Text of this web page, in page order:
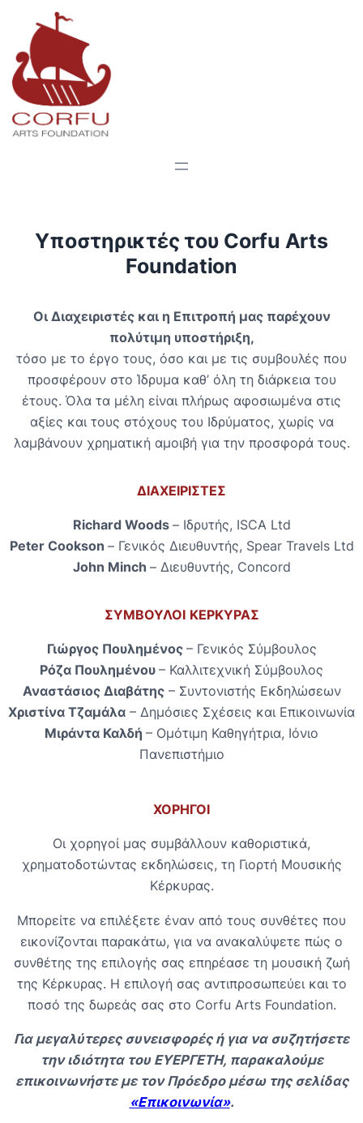
Υποστηρικτές του Corfu Arts
Foundation
Οι Διαχειριστές και η Επιτροπή μας παρέχουν
πολύτιμη υποστήριξη,
τόσο με το έργο τους, όσο και με τις συμβουλές που
προσφέρουν στο Ίδρυμα καθ’ όλη τη διάρκεια του
έτους. Όλα τα μέλη είναι πλήρως αφοσιωμένα στις
αξίες και τους στόχους του Ιδρύματος, χωρίς να
λαμβάνουν χρηματική αμοιβή για την προσφορά τους.
ΔΙΑΧΕΙΡΙΣΤΕΣ
Richard Woods – Ιδρυτής, ISCA Ltd
Peter Cookson – Γενικός Διευθυντής, Spear Travels Ltd
John Minch – Διευθυντής, Concord
ΣΥΜΒΟΥΛΟΙ ΚΕΡΚΥΡΑΣ
Γιώργος Πουλημένος – Γενικός Σύμβουλος
Ρόζα Πουλημένου – Καλλιτεχνική Σύμβουλος
Αναστάσιος Διαβάτης– Συντονιστής Εκδηλώσεων
Χριστίνα Τζαμάλα – Δημόσιες Σχέσεις και Επικοινωνία
Μιράντα Καλδή – Ομότιμη Καθηγήτρια, Ιόνιο
Πανεπιστήμιο
ΧΟΡΗΓΟΙ
Οι χορηγοί μας συμβάλλουν καθοριστικά,
χρηματοδοτώντας εκδηλώσεις, τη Γιορτή Μουσικής
Κέρκυρας.
Μπορείτε να επιλέξετε έναν από τους συνθέτες που
εικονίζονται παρακάτω, για να ανακαλύψετε πώς ο
συνθέτης της επιλογής σας επηρέασε τη μουσική ζωή
της Κέρκυρας. Η επιλογή σας αντιπροσωπεύει και το
ποσό της δωρεάς σας στο Corfu Arts Foundation.
Για μεγαλύτερες συνεισφορές ή για να συζητήσετε
την ιδιότητα του ΕΥΕΡΓΕΤΗ, παρακαλούμε
επικοινωνήστε με τον Πρόεδρο μέσω της σελίδας
«Επικοινωνία».